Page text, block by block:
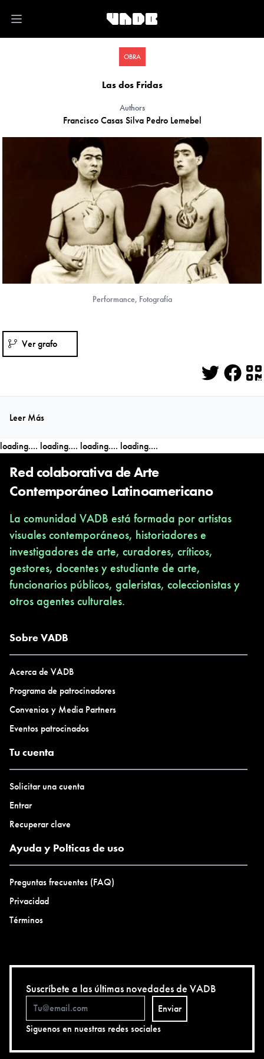
Open main menu
OBRA
Las dos Fridas
Authors
Francisco Casas Silva Pedro Lemebel
Performance, Fotografía
Ver grafo
Twitter
Leer Más
loading.... loading.... loading.... loading....
Red colaborativa de Arte
Contemporáneo Latinoamericano
La comunidad VADB está formada por artistas
visuales contemporáneos, historiadores e
investigadores de arte, curadores, críticos,
gestores, docentes y estudiante de arte,
funcionarios públicos, galeristas, coleccionistas y
otros agentes culturales.
Sobre VADB
Acerca de VADB
Programa de patrocinadores
Convenios y Media Partners
Eventos patrocinados
Tu cuenta
Solicitar una cuenta
Entrar
Recuperar clave
Ayuda y Polticas de uso
Preguntas frecuentes (FAQ)
Privacidad
Términos
Suscríbete a las últimas novedades de VADB
Enviar
Siguenos en nuestras redes sociales